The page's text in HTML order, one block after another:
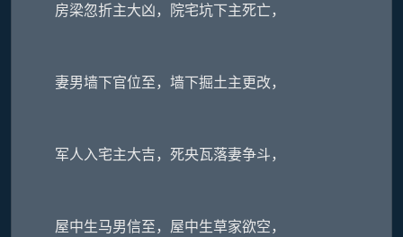
房梁忽折主大凶，院宅坑下主死亡，
妻男墙下官位至，墙下掘土主更改，
军人入宅主大吉，死央瓦落妻争斗，
屋中生马男信至，屋中生草家欲空，